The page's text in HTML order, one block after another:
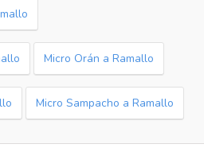
Micro Orán a Ramallo
Micro Sampacho a Ramallo